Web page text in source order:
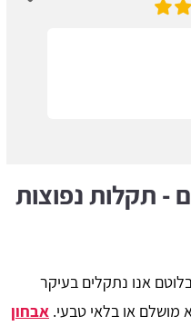
- תקלות נפוצות
אנו נתקלים בעיקר
מושלם או בלאי טבעי. אבחון